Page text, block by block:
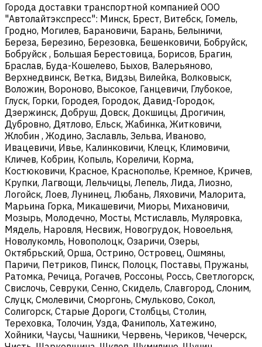
Города доставки транспортной компанией ООО
"Автолайтэкспресс": Минск, Брест, Витебск, Гомель,
Гродно, Могилев, Барановичи, Барань, Белыничи,
Береза, Березино, Березовка, Бешенковичи, Бобруйск,
Бобруйск , Большая Берестовица, Борисов, Брагин,
Браслав, Буда-Кошелево, Быхов, Валерьяново,
Верхнедвинск, Ветка, Видзы, Вилейка, Волковыск,
Воложин, Вороново, Высокое, Ганцевичи, Глубокое,
Глуск, Горки, Городея, Городок, Давид-Городок,
Дзержинск, Добруш, Довск, Докшицы, Дрогичин,
Дубровно, Дятлово, Ельск, Жабинка, Житковичи,
Жлобин , Жодино, Заславль, Зельва, Иваново,
Ивацевичи, Ивье, Калинковичи, Клецк, Климовичи,
Кличев, Кобрин, Копыль, Кореличи, Корма,
Костюковичи, Красное, Краснополье, Кремное, Кричев,
Крупки, Лагвощи, Лельчицы, Лепель, Лида, Лиозно,
Логойск, Лоев, Лунинец, Любань, Ляховичи, Малорита,
Марьина Горка, Микашевичи, Миоры, Михановичи,
Мозырь, Молодечно, Мосты, Мстиславль, Муляровка,
Мядель, Наровля, Несвиж, Новогрудок, Новоельня,
Новолукомль, Новополоцк, Озаричи, Озеры,
Октябрьский, Орша, Острино, Островец, Ошмяны,
Паричи, Петриков, Пинск, Полоцк, Поставы, Пружаны,
Ратомка, Речица, Рогачев, Россоны, Россь, Светлогорск,
Свислочь, Севруки, Сенно, Скидель, Славгород, Слоним,
Слуцк, Смолевичи, Сморгонь, Смульково, Сокол,
Солигорск, Старые Дороги, Столбцы, Столин,
Тереховка, Толочин, Узда, Фаниполь, Хатежино,
Хойники, Чаусы, Чашники, Червень, Чериков, Чечерск,